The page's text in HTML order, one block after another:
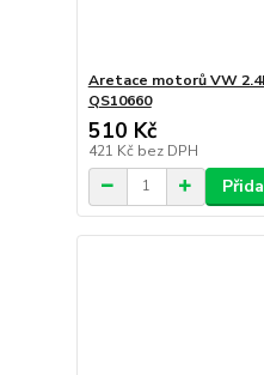
Aretace motorů VW
QS10660
510 Kč
421 Kč bez DPH